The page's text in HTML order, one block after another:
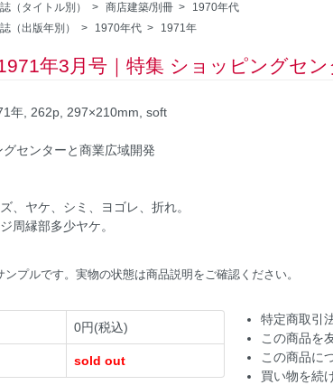
（タイトル別） > 商店建築/別冊 >
1970年代
（出版年別） > 1970年代 > 1971年
年3月号｜特集 ショッピングセ
年, 262p, 297×210mm, soft
センターと商業広域開発
、ヤケ、シミ、ヨゴレ、折れ。
周縁部多少ヤケ。
プルです。実物の状態は商品説明をご確認ください。
0円(税込)
sold out
特定商取引
この商品を
この商品に
買い物を続